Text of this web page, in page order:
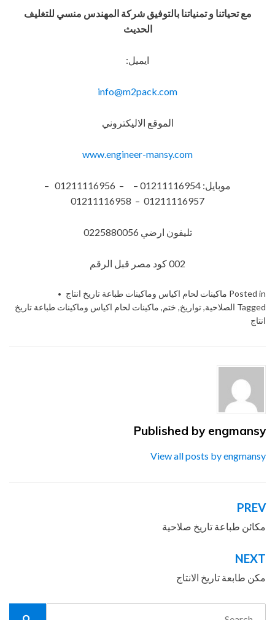
مع تحياتنا و تمنياتنا بالتوفيق شركة المهندس منسي للتغليف
الحديث
ايميل:
info@m2pack.com
الموقع الاليكتروني
www.engineer-mansy.com
موبايل: 01211116954 – – 01211116956 –
01211116957 – 01211116958
تليفون ارضي 0225880056
002 كود مصر قبل الرقم
Posted in ماكينات لحام اكياس وماكينات طباعة تاريخ انتاج
Tagged الصلاحية,تواريخ, ختم, ماكينات لحام اكياس وماكينات طباعة تاريخ
انتاج
Published by engmansy
View all posts by engmansy
تصفّح
المقالات
PREV
مكائن طباعة تاريخ صلاحية
NEXT
مكن طابعة تاريخ الانتاج